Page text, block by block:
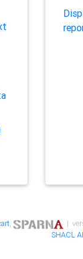
,
|
SHACL